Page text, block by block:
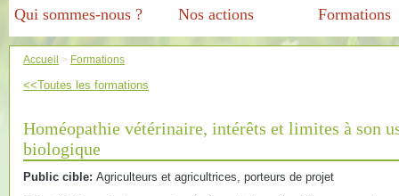
Qui sommes-nous ? Nos actions Formations
Accueil > Formations
<<Toutes les formations
Homéopathie vétérinaire, intérêts et limites à son
biologique
Public cible: Agriculteurs et agricultrices, porteurs de projet